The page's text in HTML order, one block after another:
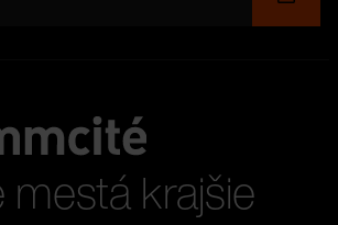
mestá krajšie